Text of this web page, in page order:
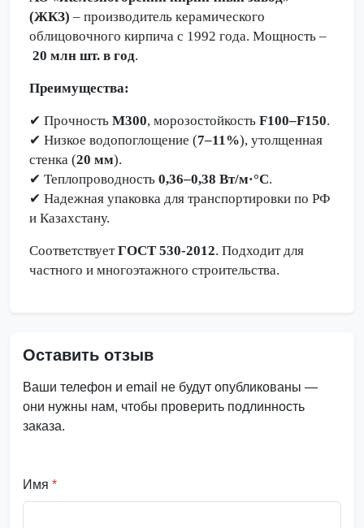
(ЖКЗ) – производитель керамического
облицовочного кирпича с 1992 года. Мощность –
20 млн шт. в год.
Преимущества:
✔ Прочность М300, морозостойкость F100–F150.
✔ Низкое водопоглощение (7–11%), утолщенная
стенка (20 мм).
✔ Теплопроводность 0,36–0,38 Вт/м·°C.
✔ Надежная упаковка для транспортировки по РФ
и Казахстану.
СоответствуетГОСТ 530-2012. Подходит для
частного и многоэтажного строительства.
Оставить отзыв
Ваши телефон и email не будут опубликованы —
они нужны нам, чтобы проверить подлинность
заказа.
Имя *